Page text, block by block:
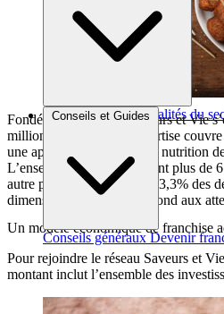
Brèves et actus Actualités du
Conseils et Guides
Conseils généraux Devenir
Fondée il y a 25 ans, Saveurs et Vie
millions d’euros. Son expertise
une approche globale de la nutrition
L’enseigne réalise également plus
autre pilier différenciant : 73,3% des
dimension responsable répond aux
Un modèle économique de franchise
Pour rejoindre le réseau Saveurs et
montant inclut l’ensemble des